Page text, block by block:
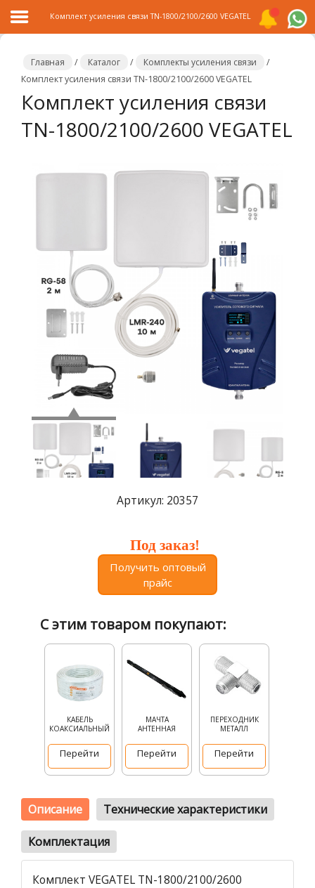
Главная
Каталог
Сотрудничество
Новости
купить
обзоры
Вакансии
Сертификаты
news@signalelectronics.ru
Комплект усиления связи TN-1800/2100/2600 VEGATEL
Главная / Каталог / Комплекты усиления связи
/
Комплект усиления связи TN-1800/2100/2600 VEGATEL
Комплект усиления связи
TN-1800/2100/2600 VEGATEL
Артикул: 20357
Под заказ!
Получить оптовый
прайс
С этим товаром покупают:
КАБЕЛЬ
КОАКСИАЛЬНЫЙ
Перейти
МАЧТА
АНТЕННАЯ
Перейти
ПЕРЕХОДНИК
МЕТАЛЛ
Перейти
Описание Технические характеристики
Комплектация
Комплект VEGATEL TN-1800/2100/2600